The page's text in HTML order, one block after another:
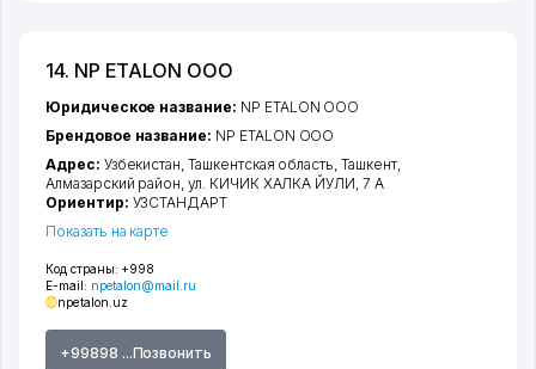
14. NP ETALON ООО
Код страны: +998
E-mail: npetalon@mail.ru
npetalon.uz
+99898 ...Позвонить
Юридическое название: NP ETALON ООО
Брендовое название: NP ETALON ООО
Адрес: Узбекистан,Ташкентская область ,Ташкент,
Алмазарский район ,ул. КИЧИК ХАЛКА ЙУЛИ , 7 А
Ориентир: УЗСТАНДАРТ
Показать на карте